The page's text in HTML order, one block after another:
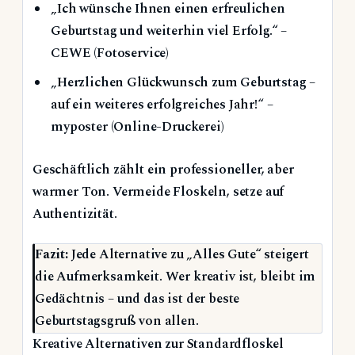
„Ich wünsche Ihnen einen erfreulichen
Geburtstag und weiterhin viel Erfolg.“ –
CEWE (Fotoservice)
„Herzlichen Glückwunsch zum Geburtstag –
auf ein weiteres erfolgreiches Jahr!“ –
myposter (Online-Druckerei)
Geschäftlich zählt ein professioneller, aber
warmer Ton. Vermeide Floskeln, setze auf
Authentizität.
Fazit:Jede Alternative zu „Alles Gute“ steigert
die Aufmerksamkeit. Wer kreativ ist, bleibt im
Gedächtnis – und das ist der beste
Geburtstagsgruß von allen.
Kreative Alternativen zur Standardfloskel